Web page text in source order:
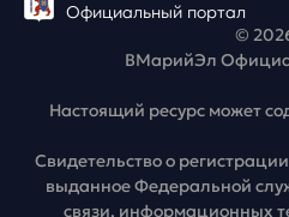
Официальный портал
©
ВМарийЭл
Настоящий ресурс может
Свидетельство о
выданное Федеральной
связи, информационных